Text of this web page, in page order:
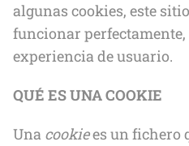
algunas cookies, este
funcionar perfectamente,
experiencia de usuario.
QUÉ ES UNA COOKIE
Una cookiees un fichero